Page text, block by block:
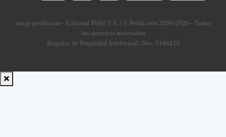
rouge.perfil.com - Editorial Perfil S.A. | © Perfil.com 2006-2026 - Todos
los derechos reservados
Registro de Propiedad Intelectual: Nro. 5346433